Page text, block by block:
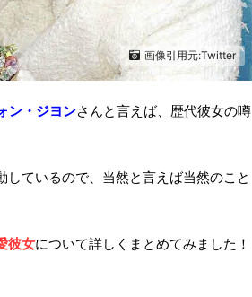
画像引用元:Twitter
ン・ジヨンさんと言えば、歴代彼女の噂
ているので、当然と言えば当然のこと
彼女について詳しくまとめてみました！